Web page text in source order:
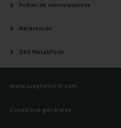
Portail de connaissances
Références
DAX MetallForm
www.jungheinrich.com
Conditions générales